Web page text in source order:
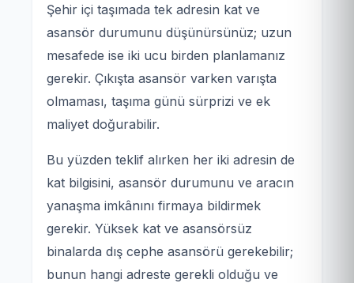
Şehir içi taşımada tek adresin kat ve
asansör durumunu düşünürsünüz; uzun
mesafede ise iki ucu birden planlamanız
gerekir. Çıkışta asansör varken varışta
olmaması, taşıma günü sürprizi ve ek
maliyet doğurabilir.
Bu yüzden teklif alırken her iki adresin de
kat bilgisini, asansör durumunu ve aracın
yanaşma imkânını firmaya bildirmek
gerekir. Yüksek kat ve asansörsüz
binalarda dış cephe asansörü gerekebilir;
bunun hangi adreste gerekli olduğu ve